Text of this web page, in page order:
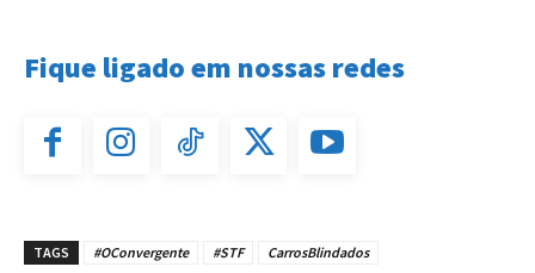
Fique ligado em nossas redes
TAGS #OConvergente #STF CarrosBlindados